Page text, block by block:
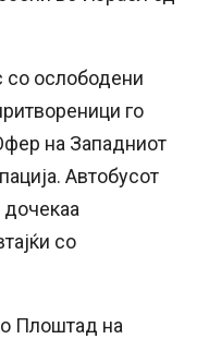
со ослободени
го
на Западниот
Автобусот
дочекаа
со
Плоштад на